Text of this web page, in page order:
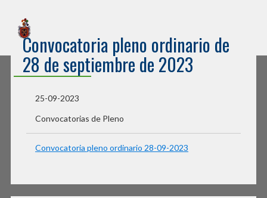
Ayuntamiento de Burlada
Convocatoria pleno ordinario de
28 de septiembre de 2023
25-09-2023
Convocatorias de Pleno
Convocatoria pleno ordinario 28-09-2023